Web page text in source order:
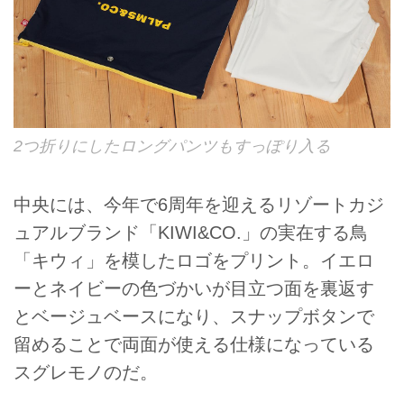
2つ折りにしたロングパンツもすっぽり入る
中央には、今年で6周年を迎えるリゾートカジ
ュアルブランド「KIWI&CO.」の実在する鳥
「キウィ」を模したロゴをプリント。イエロ
ーとネイビーの色づかいが目立つ面を裏返す
とベージュベースになり、スナップボタンで
留めることで両面が使える仕様になっている
スグレモノのだ。